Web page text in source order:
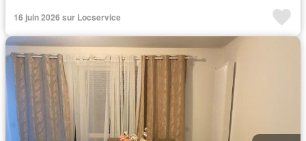
16 juin 2026 sur Locservice